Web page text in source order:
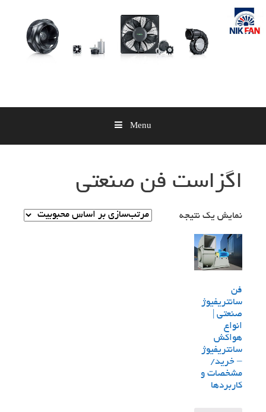
Skip
content
Menu
اگزاست فن صنعتی
نمایش یک نتیجه
فن
سانتریفیوژ
صنعتی |
انواع
هواکش
سانتریفیوژ
– خرید/
مشخصات و
کاربردها